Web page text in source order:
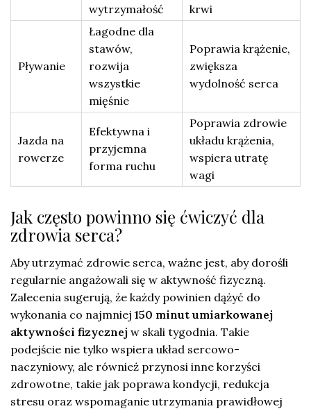
wytrzymałość
krwi
Pływanie
Łagodne dla
stawów,
rozwija
wszystkie
mięśnie
Poprawia krążenie,
zwiększa
wydolność serca
Jazda na
rowerze
Efektywna i
przyjemna
forma ruchu
Poprawia zdrowie
układu krążenia,
wspiera utratę
wagi
Jak często powinno się ćwiczyć dla
zdrowia serca?
Aby utrzymać zdrowie serca, ważne jest, aby dorośli
regularnie angażowali się w aktywność fizyczną.
Zalecenia sugerują, że każdy powinien dążyć do
wykonania co najmniej150 minut umiarkowanej
aktywności fizycznej w skali tygodnia. Takie
podejście nie tylko wspiera układ sercowo-
naczyniowy, ale również przynosi inne korzyści
zdrowotne, takie jak poprawa kondycji, redukcja
stresu oraz wspomaganie utrzymania prawidłowej